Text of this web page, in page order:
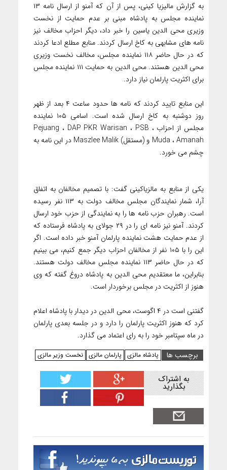
به گزارش مالیزیا کینی، پس از آن که آمنو از ارسال نامه ۱۳
نماینده مجلس به پادشاه مبنی بر عدم حمایت از نخست
وزیری محی الدین یاسین را خبر داد، دیگر احزاب مخالف نیز
نامه های مشابهی به کاخ ارسال کردند. منابع مطلع ادعا کردند
که در حال حاضر ۱۱۸ نماینده مجلس، مخالف نخست وزیری
محی الدین هستند. محی الدین به حمایت ۱۱۱ نماینده مجلس
برای اکثریت پارلمان نیاز دارد.
این منابع تایید کردند که نامه ها حدود ساعت ۴ بعد از ظهر
روز دوشنبه به کاخ ارسال شده است. اسامی ۱۰۵ نماینده
مجلس از احزاب Pejuang ، DAP PKR Warisan ، PSB ،
Muda ، Amanah و (مستقل) Maszlee Malik در این نامه به
چشم می خورد.
یکی از منابع به مالزیاکینی گفت: با تصمیم مخالفان به اتفاق
آرا، ​​شمار نمایندگان مجلس مخالف دولت به ۱۱۳ نفر رسیده
است. رهبران حزب نامه ها را به نمایندگی از حزب خود ارسال
کردند. آمنو نیز نامه ای را در ۲۹ جولای به پادشاه فرستاده که
از عدم حمایت هشت نماینده پارلمان آمنو خبر داده است. اگر
این را با ۱۰۵ نفر از مخالفان احزاب دیگر جمع کنیم، می بینیم
که در حال حاضر ۱۱۳ نماینده مجلس مخالف دولت هستند.
بنابراین، ما معتقدیم محی الدین به پادشاه دروغ گفته که وی
هنوز از اکثریت در مجلس برخوردار است.
گفتنی است در ۴ اگوست، محی الدین در دیدار با پادشاه اعلام
کرد که هنوز اکثریت پارلمان را دارد و در جلسه بعدی پارلمان
در ماه سپتامبر خود را به رای اعتماد می گذارد.
برچسب ها
پادشاه مالزی پارلمان مالزی نخست وزیر مالزی
به اشتراک
بگذارید